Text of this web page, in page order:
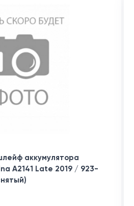
аккумулятора
A2141 Late 2019 / 923-